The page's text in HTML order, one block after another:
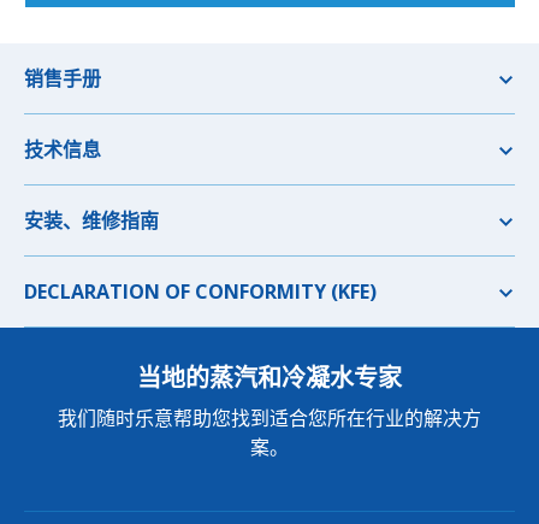
销售手册
技术信息
安装、维修指南
DECLARATION OF CONFORMITY (KFE)
当地的蒸汽和冷凝水专家
我们随时乐意帮助您找到适合您所在行业的解决方
案。